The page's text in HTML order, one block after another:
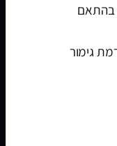
בהתאם
גימור